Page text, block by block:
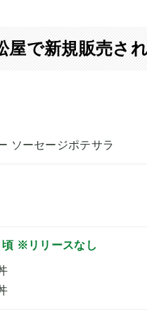
屋で新規販売さ
ソーセージポテサラ
※リリースなし